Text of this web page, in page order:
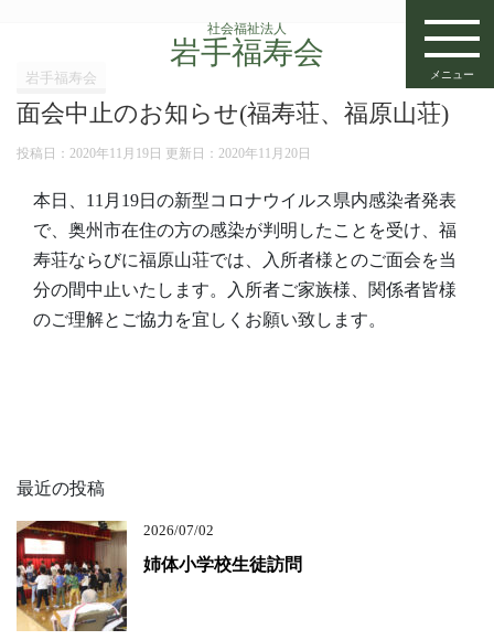
社会福祉法人
岩手福寿会
メニュー
岩手福寿会
面会中止のお知らせ(福寿荘、福原山荘)
投稿日：2020年11月19日 更新日： 2020年11月20日
本日、11月19日の新型コロナウイルス県内感染者発表
で、奥州市在住の方の感染が判明したことを受け、福
寿荘ならびに福原山荘では、入所者様とのご面会を当
分の間中止いたします。入所者ご家族様、関係者皆様
のご理解とご協力を宜しくお願い致します。
最近の投稿
2026/07/02
姉体小学校生徒訪問